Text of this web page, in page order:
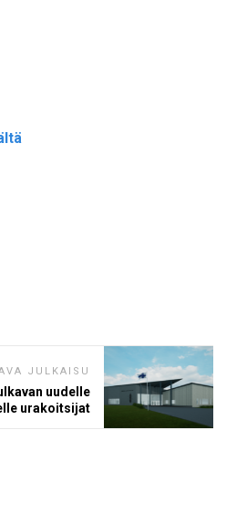
JULKAISU
uudelle
urakoitsijat